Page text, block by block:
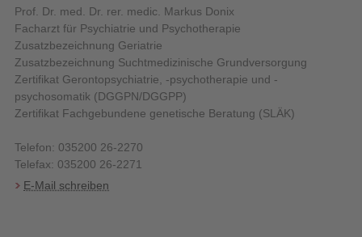
Prof. Dr. med. Dr. rer. medic. Markus Donix
Facharzt für Psychiatrie und Psychotherapie
Zusatzbezeichnung Geriatrie
Zusatzbezeichnung Suchtmedizinische Grundversorgung
Zertifikat Gerontopsychiatrie, -psychotherapie und -
psychosomatik (DGGPN/DGGPP)
Zertifikat Fachgebundene genetische Beratung (SLÄK)
Telefon: 035200 26-2270
Telefax: 035200 26-2271
E-Mail schreiben